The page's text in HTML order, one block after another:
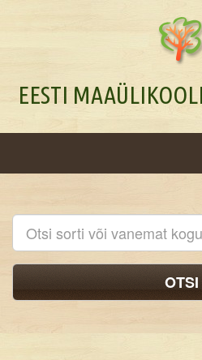
EESTI
OTSI